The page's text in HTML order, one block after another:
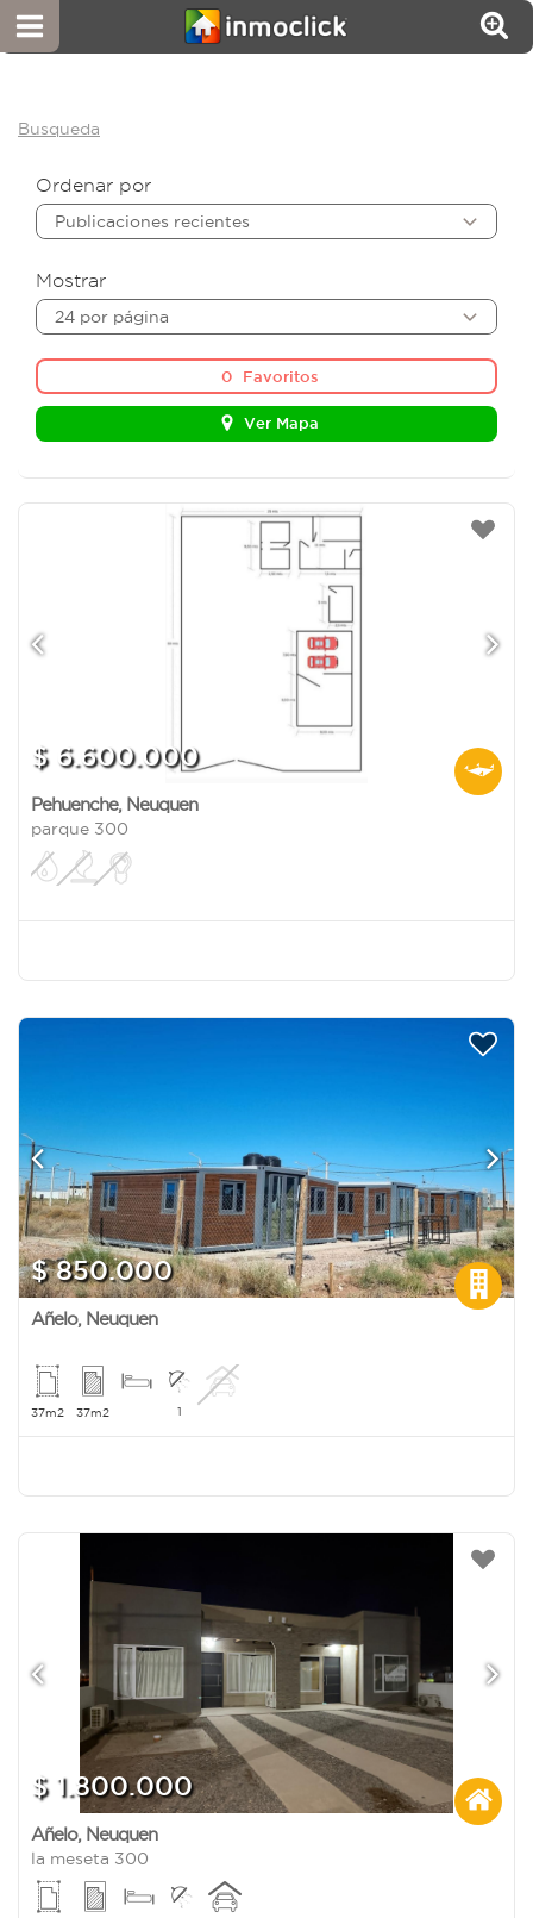
Busqueda
Ordenar por
Publicaciones recientes
Mostrar
24 por página
0 Favoritos
Ver Mapa
$ 6.600.000
Pehuenche, Neuquen
parque 300
$ 850.000
Añelo, Neuquen
37m2 37m2 1
$ 1.800.000
Añelo, Neuquen
la meseta 300